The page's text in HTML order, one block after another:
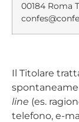
00184 Roma
Il Titolare
line (es.
telefono, e-